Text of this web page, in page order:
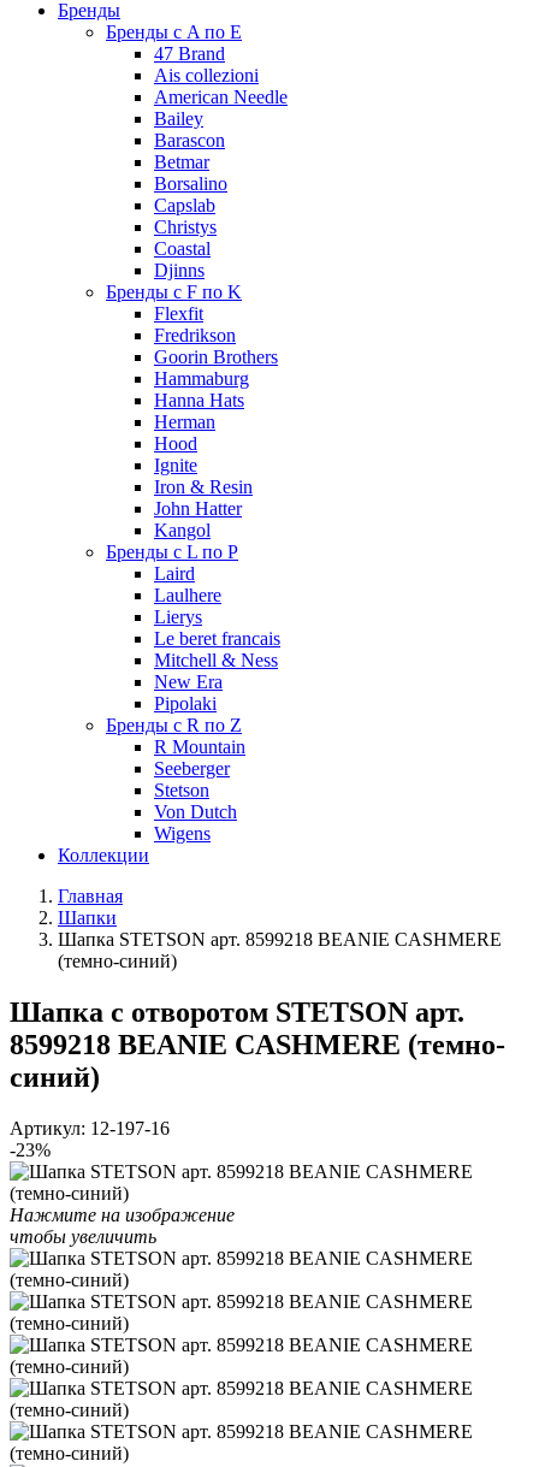
Бренды
Бренды с A по E
47 Brand
Ais collezioni
American Needle
Bailey
Barascon
Betmar
Borsalino
Capslab
Christys
Coastal
Djinns
Бренды с F по K
Flexfit
Fredrikson
Goorin Brothers
Hammaburg
Hanna Hats
Herman
Hood
Ignite
Iron & Resin
John Hatter
Kangol
Бренды с L по P
Laird
Laulhere
Lierys
Le beret francais
Mitchell & Ness
New Era
Pipolaki
Бренды с R по Z
R Mountain
Seeberger
Stetson
Von Dutch
Wigens
Коллекции
Главная
Шапки
Шапка STETSON арт. 8599218 BEANIE CASHMERE
(темно-синий)
Шапка с отворотом STETSON арт.
8599218 BEANIE CASHMERE (темно-
синий)
Артикул: 12-197-16
-23%
Нажмите на изображение
чтобы увеличить